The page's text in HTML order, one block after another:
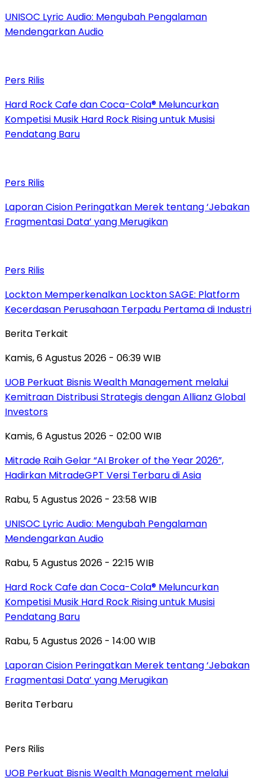
UNISOC Lyric Audio: Mengubah Pengalaman
Mendengarkan Audio
Pers Rilis
Hard Rock Cafe dan Coca-Cola® Meluncurkan
Kompetisi Musik Hard Rock Rising untuk Musisi
Pendatang Baru
Pers Rilis
Laporan Cision Peringatkan Merek tentang ‘Jebakan
Fragmentasi Data’ yang Merugikan
Pers Rilis
Lockton Memperkenalkan Lockton SAGE: Platform
Kecerdasan Perusahaan Terpadu Pertama di Industri
Berita Terkait
Kamis, 6 Agustus 2026 - 06:39 WIB
UOB Perkuat Bisnis Wealth Management melalui
Kemitraan Distribusi Strategis dengan Allianz Global
Investors
Kamis, 6 Agustus 2026 - 02:00 WIB
Mitrade Raih Gelar “AI Broker of the Year 2026”,
Hadirkan MitradeGPT Versi Terbaru di Asia
Rabu, 5 Agustus 2026 - 23:58 WIB
UNISOC Lyric Audio: Mengubah Pengalaman
Mendengarkan Audio
Rabu, 5 Agustus 2026 - 22:15 WIB
Hard Rock Cafe dan Coca-Cola® Meluncurkan
Kompetisi Musik Hard Rock Rising untuk Musisi
Pendatang Baru
Rabu, 5 Agustus 2026 - 14:00 WIB
Laporan Cision Peringatkan Merek tentang ‘Jebakan
Fragmentasi Data’ yang Merugikan
Berita Terbaru
Pers Rilis
UOB Perkuat Bisnis Wealth Management melalui